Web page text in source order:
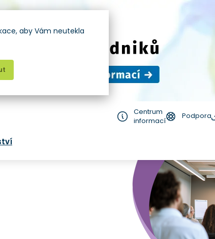
Centrum
informací
Podpora
aby Vám neutekla